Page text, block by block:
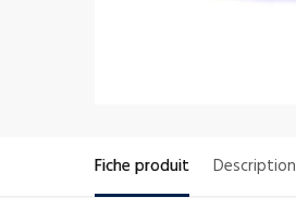
Fiche produit Description